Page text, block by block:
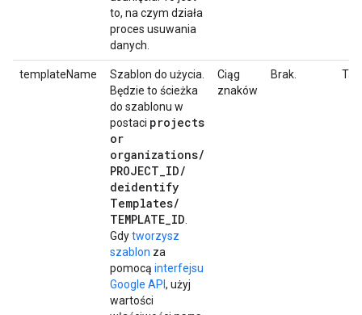
to, na czym działa
proces usuwania
danych.
templateName
Szablon do użycia.
Będzie to ścieżka
do szablonu w
postaci projects
or
organizations/
PROJECT_ID/
deidentify
Templates/
TEMPLATE_ID
Gdytworzysz
szablon za
pomocą interfejsu
Google API , użyj
wartości
Ciąg
znaków
Brak. Tak.